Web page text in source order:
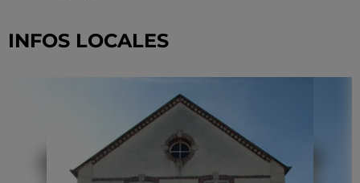
INFOS LOCALES